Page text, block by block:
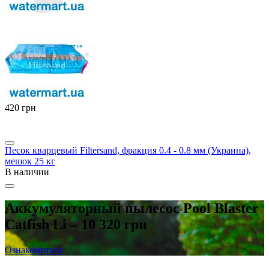
‍420‍ грн
Песок кварцевый Filtersand, фракция 0.4 - 0.8 мм (Украина),
мешок 25 кг
В наличии
Аккумуляторный пылесос Pool Blaster
Catfish Li – 10 320 грн
Ознакомиться